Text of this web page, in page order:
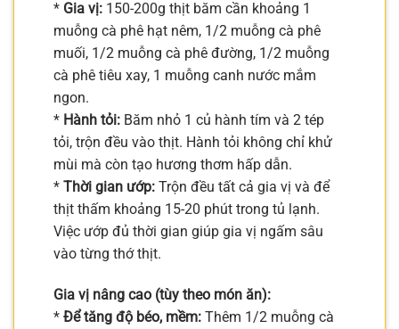
* Gia vị: 150-200g thịt băm cần khoảng 1
muỗng cà phê hạt nêm, 1/2 muỗng cà phê
muối, 1/2 muỗng cà phê đường, 1/2 muỗng
cà phê tiêu xay, 1 muỗng canh nước mắm
ngon.
* Hành tỏi: Băm nhỏ 1 củ hành tím và 2 tép
tỏi, trộn đều vào thịt. Hành tỏi không chỉ khử
mùi mà còn tạo hương thơm hấp dẫn.
* Thời gian ướp: Trộn đều tất cả gia vị và để
thịt thấm khoảng 15-20 phút trong tủ lạnh.
Việc ướp đủ thời gian giúp gia vị ngấm sâu
vào từng thớ thịt.
Gia vị nâng cao (tùy theo món ăn):
* Để tăng độ béo, mềm: Thêm 1/2 muỗng cà